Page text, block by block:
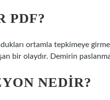
PDF?
ortamla tepkimeye
bir olaydır. Demirin
NEDIR?